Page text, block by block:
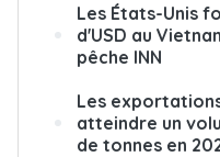
Les États-Unis
d'USD au
pêche INN
Les
atteindre un
de tonnes en